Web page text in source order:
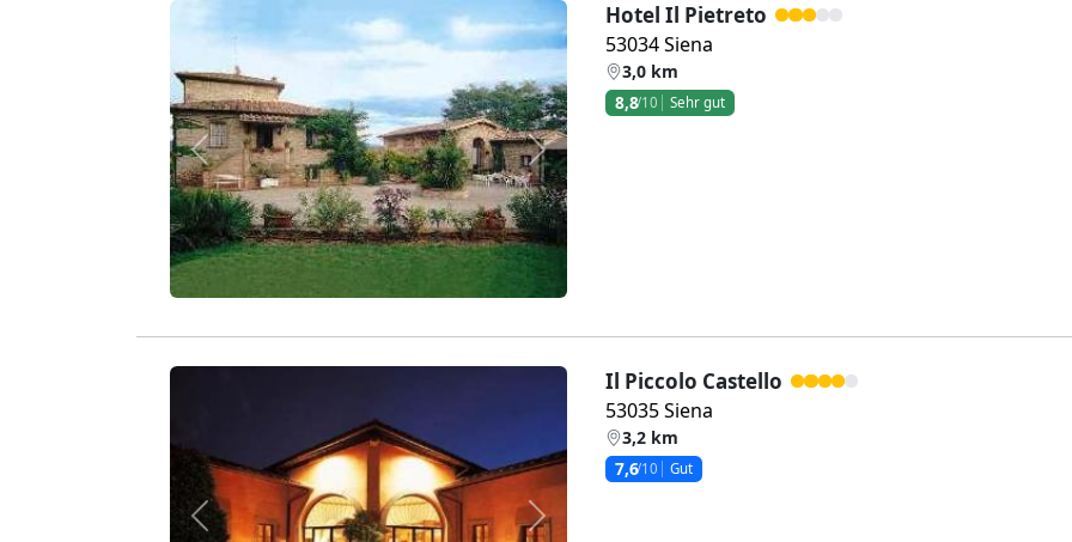
Zurück Weiter
Hotel Il Pietreto
53034 Siena
3,0 km
8,8/10 Sehr gut
Zurück Weiter
Il Piccolo Castello
53035 Siena
3,2 km
7,6/10 Gut